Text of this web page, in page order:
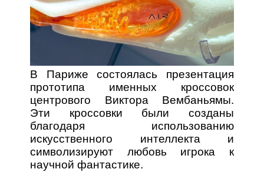
В Париже состоялась презентация
прототипа именных кроссовок
центрового Виктора Вембаньямы.
Эти кроссовки были созданы
благодаря использованию
искусственного интеллекта и
символизируют любовь игрока к
научной фантастике.